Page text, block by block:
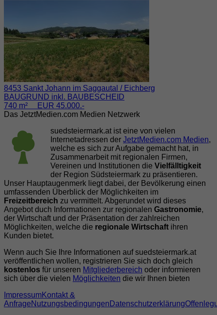
8453 Sankt Johann im Saggautal / Eichberg
BAUGRUND inkl. BAUBESCHEID
740 m² EUR 45.000.-
Das JetztMedien.com Medien Netzwerk
suedsteiermark.at ist eine von vielen
Internetadressen der JetztMedien.com Medien,
welche es sich zur Aufgabe gemacht hat, in
Zusammenarbeit mit regionalen Firmen,
Vereinen und Institutionen die Vielfälltigkeit
der Region Südsteiermark zu präsentieren.
Unser Hauptaugenmerk liegt dabei, der Bevölkerung einen
umfassenden Überblick der Möglichkeiten im
Freizeitbereich zu vermittelt. Abgerundet wird dieses
Angebot duch Informationen zur regionalen Gastronomie,
der Wirtschaft und der Präsentation der zahlreichen
Möglichkeiten, welche die regionale Wirtschaft ihren
Kunden bietet.
Wenn auch Sie Ihre Informationen auf suedsteiermark.at
veröffentlichen wollen, registrieren Sie sich doch gleich
kostenlos für unseren Mitgliederbereich oder informieren
sich über die vielen Möglichkeiten die wir Ihnen bieten
ImpressumKontakt &
AnfrageNutzungsbedingungen Datenschutzerklärung